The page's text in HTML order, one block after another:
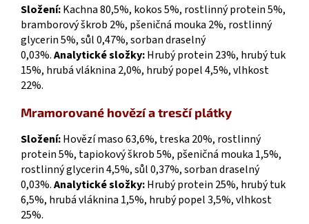
Složení:Kachna 80,5%, kokos 5%, rostlinný protein 5%,
bramborový škrob 2%, pšeničná mouka 2%, rostlinný
glycerin 5%, sůl 0,47%, sorban draselný
0,03%.Analytické složky:Hrubý protein 23%, hrubý tuk
15%, hrubá vláknina 2,0%, hrubý popel 4,5%, vlhkost
22%.
Mramorované hovězí a tresčí plátky
Složení:Hovězí maso 63,6%, treska 20%, rostlinný
protein 5%, tapiokový škrob 5%, pšeničná mouka 1,5%,
rostlinný glycerin 4,5%, sůl 0,37%, sorban draselný
0,03%.Analytické složky:Hrubý protein 25%, hrubý tuk
6,5%, hrubá vláknina 1,5%, hrubý popel 3,5%, vlhkost
25%.